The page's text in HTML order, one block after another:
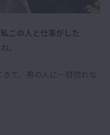
私この人と仕事がした
。
て、男の人に一目惚れな